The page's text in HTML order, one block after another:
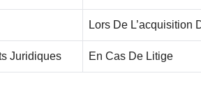
Lors De L’acquisition
Juridiques En Cas De Litige